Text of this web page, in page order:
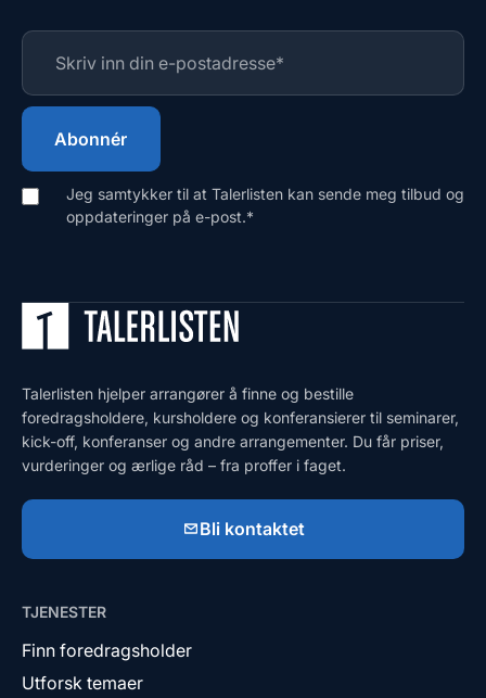
Jeg samtykker til at Talerlisten kan sende meg tilbud og
oppdateringer på e-post.*
Talerlisten hjelper arrangører å finne og bestille
foredragsholdere, kursholdere og konferansierer til seminarer,
kick-off, konferanser og andre arrangementer. Du får priser,
vurderinger og ærlige råd – fra proffer i faget.
Bli kontaktet
TJENESTER
Finn foredragsholder
Utforsk temaer